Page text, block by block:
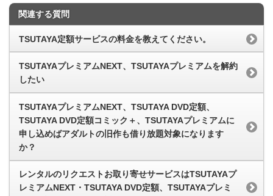
関連する質問
TSUTAYA定額サービスの料金を教えてください。
TSUTAYAプレミアムNEXT、TSUTAYAプレミアムを解約
したい
TSUTAYAプレミアムNEXT、TSUTAYA DVD定額、
TSUTAYA DVD定額コミック＋、TSUTAYAプレミアムに
申し込めばアダルトの旧作も借り放題対象になります
か？
レンタルのリクエストお取り寄せサービスはTSUTAYAプ
レミアムNEXT・TSUTAYA DVD定額、TSUTAYAプレミ